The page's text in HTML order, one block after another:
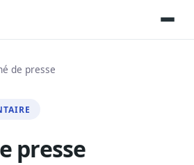
réponses sourcées
Sénat transcrites
de presse
presse